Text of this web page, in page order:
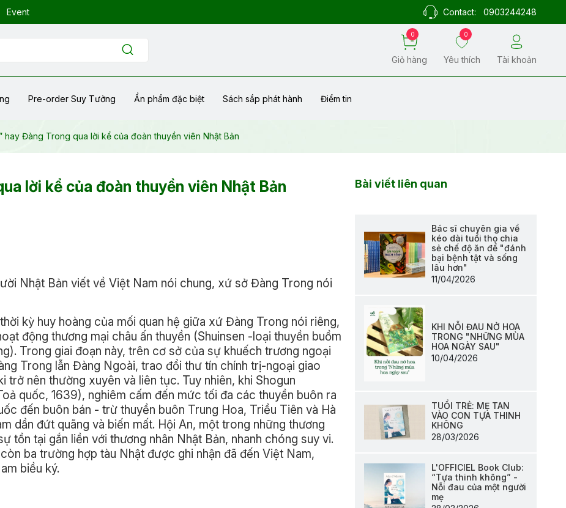
Event Contact: 0903244248
0
Giỏ hàng
0
Yêu thích Tài khoản
Pre-order Suy Tưởng Ẩn phẩm đặc biệt Sách sắp phát hành Điểm tin
hay Đàng Trong qua lời kể của đoàn thuyền viên Nhật Bản
lời kể của đoàn thuyền viên Nhật Bản
Nhật Bản viết về Việt Nam nói chung, xứ sở Đàng Trong nói
kỳ huy hoàng của mối quan hệ giữa xứ Đàng Trong nói riêng,
động thương mại châu ấn thuyền (Shuinsen -loại thuyền buồm
Trong giai đoạn này, trên cơ sở của sự khuếch trương ngoại
Trong lẫn Đàng Ngoài, trao đổi thư tín chính trị-ngoại giao
trở nên thường xuyên và liên tục. Tuy nhiên, khi Shogun
quốc, 1639), nghiêm cấm đến mức tối đa các thuyền buôn ra
đến buôn bán - trừ thuyền buôn Trung Hoa, Triều Tiên và Hà
dần đứt quãng và biến mất. Hội An, một trong những thương
tồn tại gắn liền với thương nhân Nhật Bản, nhanh chóng suy vi.
ba trường hợp tàu Nhật được ghi nhận đã đến Việt Nam,
biều ký.
Bài viết liên quan
Bác sĩ chuyên gia về
kéo dài tuổi thọ chia
sẻ chế độ ăn để "đánh
bại bệnh tật và sống
lâu hơn"
11/04/2026
KHI NỖI ĐAU NỞ HOA
TRONG "NHỮNG MÙA
HOA NGÀY SAU"
10/04/2026
TUỔI TRẺ: MẸ TAN
VÀO CON TỰA THINH
KHÔNG
28/03/2026
L'OFFICIEL Book Club:
“Tựa thinh không” -
Nỗi đau của một người
mẹ